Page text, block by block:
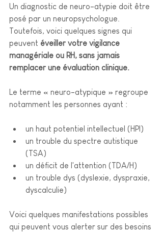
Un diagnostic de neuro-atypie doit être
posé par un neuropsychologue.
Toutefois, voici quelques signes qui
peuvent éveiller votre vigilance
managériale ou RH, sans jamais
remplacer une évaluation clinique.
Le terme « neuro-atypique » regroupe
notamment les personnes ayant :
un haut potentiel intellectuel (HPI)
un trouble du spectre autistique
(TSA)
un déficit de l'attention (TDA/H)
un trouble dys (dyslexie, dyspraxie,
dyscalculie)
Voici quelques manifestations possibles
qui peuvent vous alerter sur des besoins